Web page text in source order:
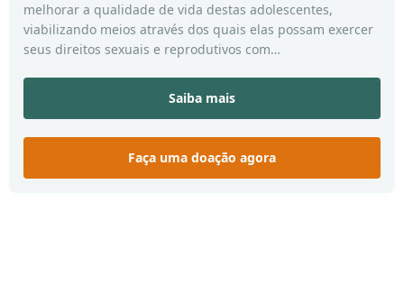
melhorar a qualidade de vida destas adolescentes,
viabilizando meios através dos quais elas possam exercer
seus direitos sexuais e reprodutivos com
Doenças Sexualmente Transmissíveis, a gravidez precoce
e o apoio nos casos de gravidez quando esta já esta
Saiba mais
Faça uma doação agora